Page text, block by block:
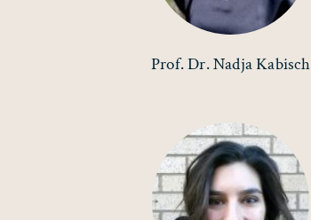
Prof. Dr. Nadja Kabisch